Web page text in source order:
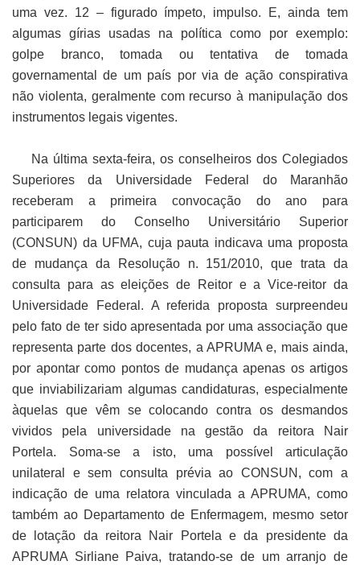
uma vez. 12 – figurado ímpeto, impulso. E, ainda tem
algumas gírias usadas na política como por exemplo:
golpe branco, tomada ou tentativa de tomada
governamental de um país por via de ação conspirativa
não violenta, geralmente com recurso à manipulação dos
instrumentos legais vigentes.
Na última sexta-feira, os conselheiros dos Colegiados
Superiores da Universidade Federal do Maranhão
receberam a primeira convocação do ano para
participarem do Conselho Universitário Superior
(CONSUN) da UFMA, cuja pauta indicava uma proposta
de mudança da Resolução n. 151/2010, que trata da
consulta para as eleições de Reitor e a Vice-reitor da
Universidade Federal. A referida proposta surpreendeu
pelo fato de ter sido apresentada por uma associação que
representa parte dos docentes, a APRUMA e, mais ainda,
por apontar como pontos de mudança apenas os artigos
que inviabilizariam algumas candidaturas, especialmente
àquelas que vêm se colocando contra os desmandos
vividos pela universidade na gestão da reitora Nair
Portela. Soma-se a isto, uma possível articulação
unilateral e sem consulta prévia ao CONSUN, com a
indicação de uma relatora vinculada a APRUMA, como
também ao Departamento de Enfermagem, mesmo setor
de lotação da reitora Nair Portela e da presidente da
APRUMA Sirliane Paiva, tratando-se de um arranjo de